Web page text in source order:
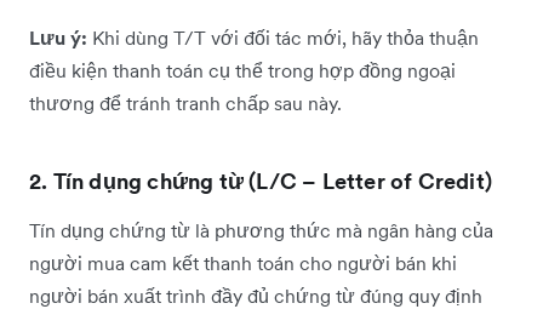
Lưu ý: Khi dùng T/T với đối tác mới, hãy thỏa thuận
điều kiện thanh toán cụ thể trong hợp đồng ngoại
thương để tránh tranh chấp sau này.
2. Tín dụng chứng từ (L/C – Letter of Credit)
Tín dụng chứng từ là phương thức mà ngân hàng của
người mua cam kết thanh toán cho người bán khi
người bán xuất trình đầy đủ chứng từ đúng quy định